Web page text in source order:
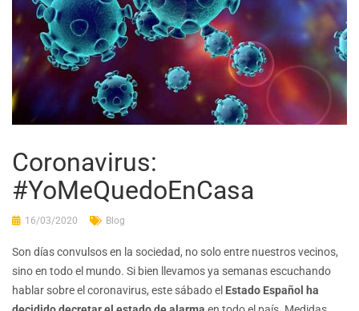
Coronavirus:
#YoMeQuedoEnCasa
16/03/2020 Blog
Son días convulsos en la sociedad, no solo entre nuestros vecinos,
sino en todo el mundo. Si bien llevamos ya semanas escuchando
hablar sobre el coronavirus, este sábado el Estado Español ha